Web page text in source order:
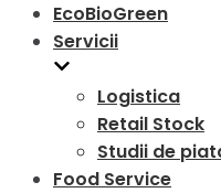
EcoBioGreen
Servicii
Logistica
Retail Stock
Studii de
Food Service